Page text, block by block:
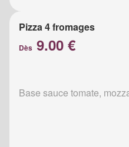
Pizza 4 fromages
Dès 9.00 €
Base sauce tomate,